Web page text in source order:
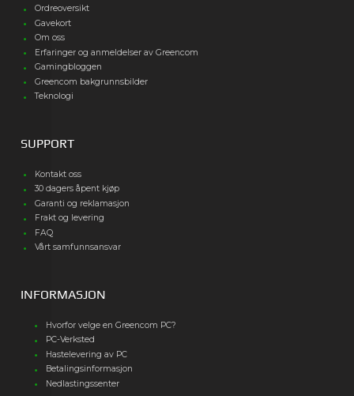
Ordreoversikt
Gavekort
Om oss
Erfaringer og anmeldelser av Greencom
Gamingbloggen
Greencom bakgrunnsbilder
Teknologi
SUPPORT
Kontakt oss
30 dagers åpent kjøp
Garanti og reklamasjon
Frakt og levering
FAQ
Vårt samfunnsansvar
INFORMASJON
Hvorfor velge en Greencom PC?
PC-Verksted
Hastelevering av PC
Betalingsinformasjon
Nedlastingssenter